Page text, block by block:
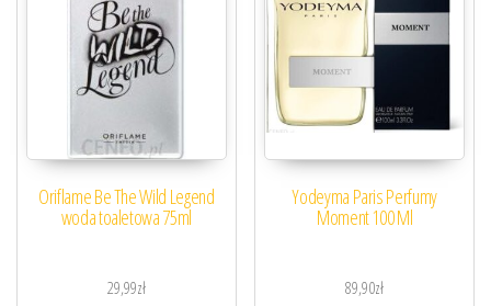
Oriflame Be The Wild Legend
woda toaletowa 75ml
29,99zł
Yodeyma Paris Perfumy
Moment 100 Ml
89,90zł